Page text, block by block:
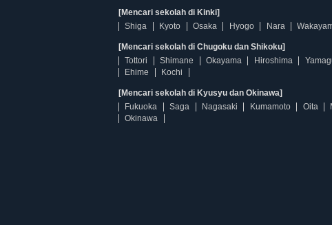
[Mencari sekolah di Kinki]
Shiga
Kyoto Osaka Hyogo Nara
[Mencari sekolah di Chugoku dan Shikoku]
Tottori
Shimane Okayama Hiroshima
Ehime
Kochi
[Mencari sekolah di Kyusyu dan Okinawa]
Fukuoka
Saga Nagasaki Kumamoto Oita
Okinawa